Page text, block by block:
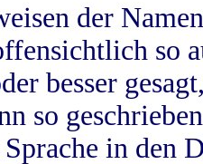
der
so
besser
so
Sprache in